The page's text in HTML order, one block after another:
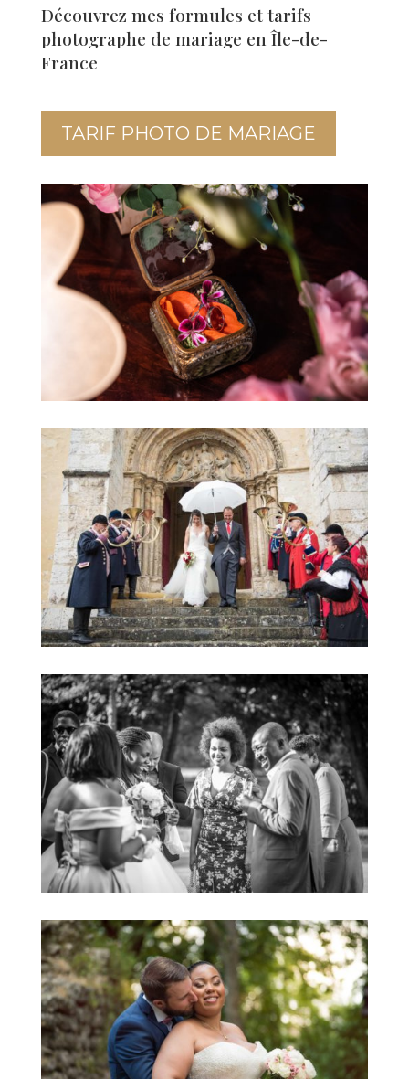
Découvrez mes formules et tarifs
photographe de mariage en Île-de-
France
TARIF PHOTO DE MARIAGE